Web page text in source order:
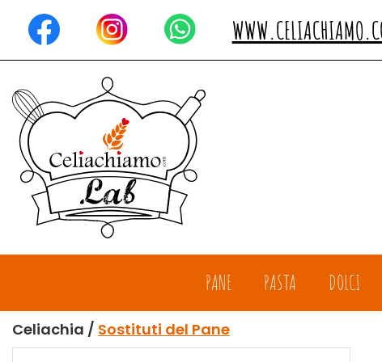
contenuto
principale
PANE PASTA DOLCI
Celiachia / Sostituti del Pane